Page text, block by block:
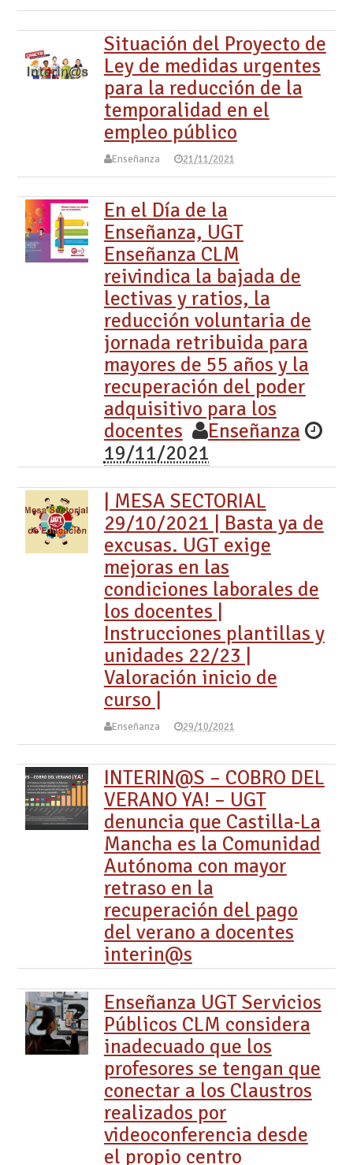
Situación del Proyecto de
Ley de medidas urgentes
para la reducción de la
temporalidad en el
empleo público
Enseñanza 21/11/2021
En el Día de la
Enseñanza, UGT
Enseñanza CLM
reivindica la bajada de
lectivas y ratios, la
reducción voluntaria de
jornada retribuida para
mayores de 55 años y la
recuperación del poder
adquisitivo para los
docentes
Enseñanza
19/11/2021
| MESA SECTORIAL
29/10/2021 | Basta ya de
excusas. UGT exige
mejoras en las
condiciones laborales de
los docentes |
Instrucciones plantillas y
unidades 22/23 |
Valoración inicio de
curso |
Enseñanza 29/10/2021
INTERIN@S – COBRO DEL
VERANO YA! – UGT
denuncia que Castilla-La
Mancha es la Comunidad
Autónoma con mayor
retraso en la
recuperación del pago
del verano a docentes
interin@s
Enseñanza UGT Servicios
Públicos CLM considera
inadecuado que los
profesores se tengan que
conectar a los Claustros
realizados por
videoconferencia desde
el propio centro